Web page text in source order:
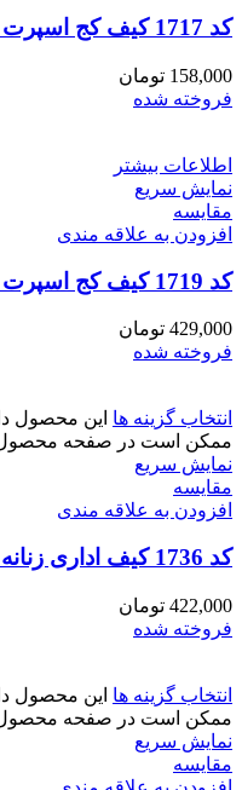
کد 1717 کیف کج اسپرت طرح جیپ
158,000 تومان
فروخته شده
اطلاعات بیشتر
نمایش سریع
مقايسه
افزودن به علاقه مندی
کد 1719 کیف کج اسپرت کتپیلار جلو زیپ سایز کوچک
429,000 تومان
فروخته شده
انتخاب گزینه ها این محصول
ممکن است در صفحه محصول
نمایش سریع
مقايسه
افزودن به علاقه مندی
کد 1736 کیف اداری زنانه مدل شوکا
422,000 تومان
فروخته شده
انتخاب گزینه ها این محصول
ممکن است در صفحه محصول
نمایش سریع
مقايسه